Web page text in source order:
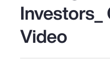
Investors_
Video